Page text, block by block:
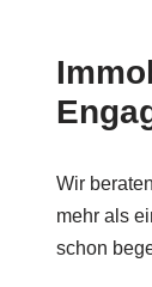
Wir
mehr als
schon